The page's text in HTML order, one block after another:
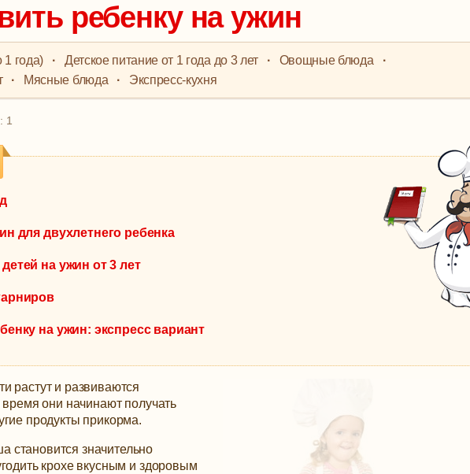
ребенку на ужин
1 года) · Детское питание от 1 года до 3 лет · Овощные блюда
·
· Мясные блюда · Экспресс-кухня
1
для двухлетнего ребенка
на ужин от 3 лет
на ужин: экспресс вариант
растут и развиваются
они начинают получать
продукты прикорма.
значительно
крохе вкусным и здоровым